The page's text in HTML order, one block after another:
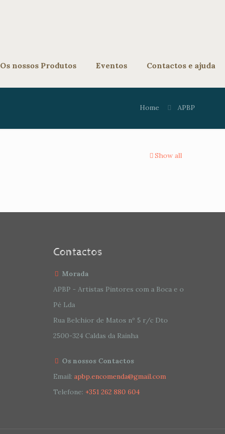
Os nossos Produtos Eventos Contactos e ajuda
Home APBP
Show all
Contactos
Morada
APBP - Artistas Pintores com a Boca e o
Pé Lda
Rua Belchior de Matos nº 5 r/c Dto
2500-324 Caldas da Rainha
Os nossos Contactos
Email: apbp.encomenda@gmail.com
Telefone: +351 262 880 604